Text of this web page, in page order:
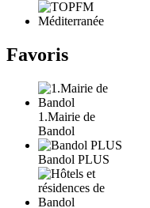
Favoris
1.Mairie de
Bandol
Bandol PLUS